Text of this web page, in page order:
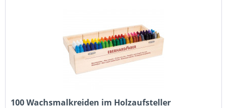
100 Wachsmalkreiden im Holzaufsteller